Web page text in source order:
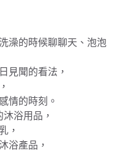
澡的時候聊聊天、泡泡
見聞的看法，
情的時刻。
浴用品，
，
浴產品，